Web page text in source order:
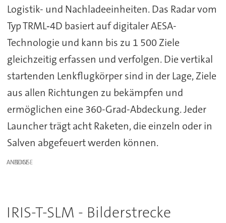
Logistik- und Nachladeeinheiten. Das Radar vom
Typ TRML‑4D basiert auf digitaler AESA-
Technologie und kann bis zu 1 500 Ziele
gleichzeitig erfassen und verfolgen. Die vertikal
startenden Lenkflugkörper sind in der Lage, Ziele
aus allen Richtungen zu bekämpfen und
ermöglichen eine 360-Grad-Abdeckung. Jeder
Launcher trägt acht Raketen, die einzeln oder in
Salven abgefeuert werden können.
ANZEIGE
IRIS-T-SLM - Bilderstrecke